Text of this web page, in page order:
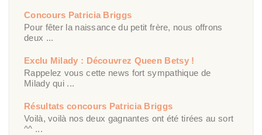
Concours Patricia Briggs
Pour fêter la naissance du petit frère, nous offrons
deux ...
Exclu Milady : Découvrez Queen Betsy !
Rappelez vous cette news fort sympathique de
Milady qui ...
Résultats concours Patricia Briggs
Voilà, voilà nos deux gagnantes ont été tirées au sort
^^ ...